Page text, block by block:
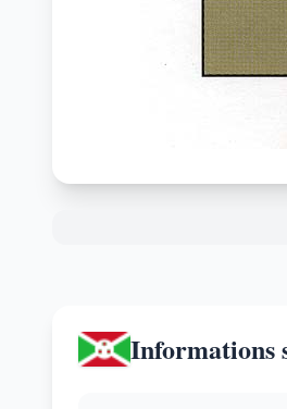
Informations